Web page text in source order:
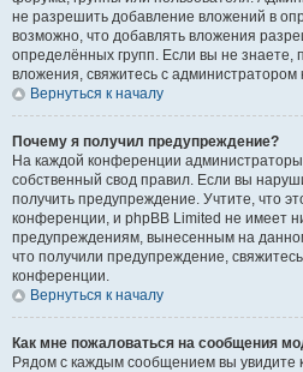
не разрешить добавление вложений в
возможно, что добавлять вложения
определённых групп. Если вы не знаете,
вложения, свяжитесь с
Вернуться к началу
Почему я получил предупреждение?
На каждой конференции
собственный свод правил. Если вы
получить предупреждение. Учтите, что
конференции, и phpBB Limited не имеет
предупреждениям, вынесенным на
что получили предупреждение,
конференции.
Вернуться к началу
Как мне пожаловаться на сообщения
Рядом с каждым сообщением вы увидите